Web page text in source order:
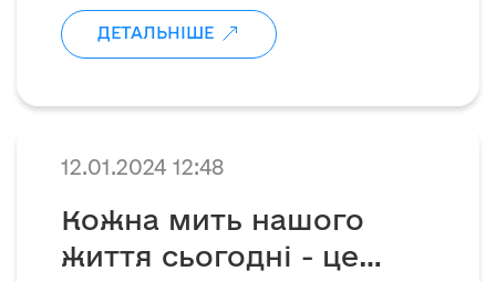
життів наших військових
, кожна вечеря з сімʼєю -
це теж чиєсь життя, а
неперевершена робота
наших ППО
ДЕТАЛЬНІШЕ
12.01.2024 12:48
Кожна мить нашого
життя сьогодні - це